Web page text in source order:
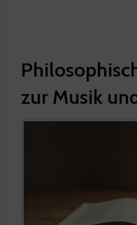
zur Musik